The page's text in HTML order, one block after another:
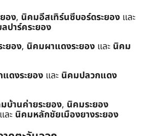
อง, นิคมอีสเทิร์นซีบอร์ดระยอง และ
ปาร์คระยอง
ยอง, นิคมผาแดงระยอง และ นิคม
ดงระยอง และ นิคมปลวกแดง
บ้านค่ายระยอง, นิคมระยอง
และ นิคมหลักชัยเมืองยางระยอง